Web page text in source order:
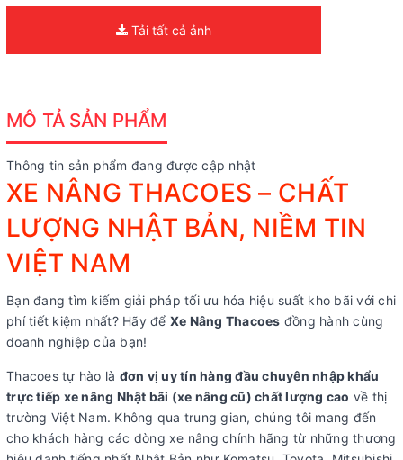
Tải tất cả ảnh
MÔ TẢ SẢN PHẨM
Thông tin sản phẩm đang được cập nhật
XE NÂNG THACOES – CHẤT
LƯỢNG NHẬT BẢN, NIỀM TIN
VIỆT NAM
Bạn đang tìm kiếm giải pháp tối ưu hóa hiệu suất kho bãi với chi
phí tiết kiệm nhất? Hãy để Xe Nâng Thacoes đồng hành cùng
doanh nghiệp của bạn!
Thacoes tự hào là đơn vị uy tín hàng đầu chuyên nhập khẩu
trực tiếp xe nâng Nhật bãi (xe nâng cũ) chất lượng cao về thị
trường Việt Nam. Không qua trung gian, chúng tôi mang đến
cho khách hàng các dòng xe nâng chính hãng từ những thương